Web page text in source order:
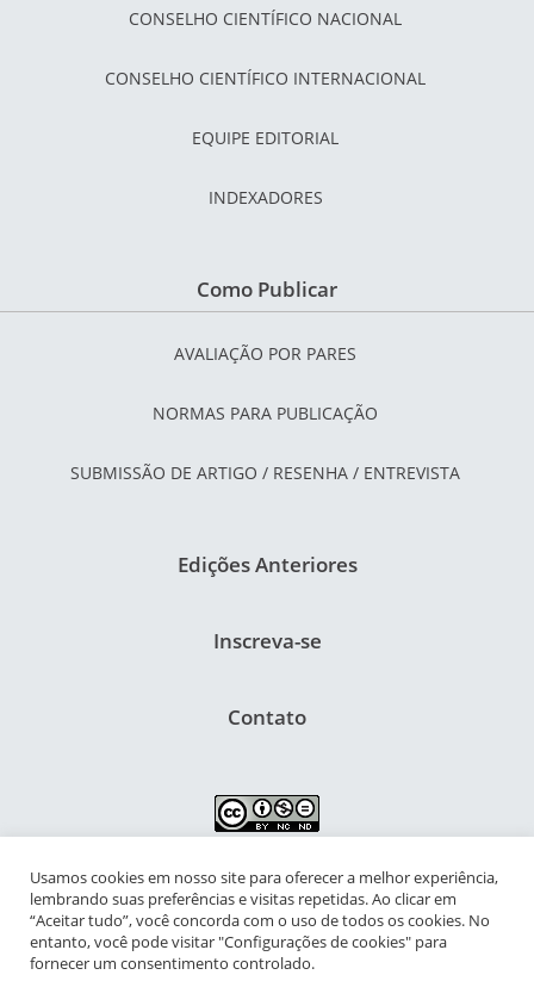
CONSELHO CIENTÍFICO NACIONAL
CONSELHO CIENTÍFICO INTERNACIONAL
EQUIPE EDITORIAL
INDEXADORES
Como Publicar
AVALIAÇÃO POR PARES
NORMAS PARA PUBLICAÇÃO
SUBMISSÃO DE ARTIGO / RESENHA / ENTREVISTA
Edições Anteriores
Inscreva-se
Contato
NIPIAC – Núcleo Interdisciplinar de Pesquisa para a Infância e
Adolescência Contemporâneas
Universidade Federal do Rio de Janeiro - Campus da Praia Vermelha
Usamos cookies em nosso site para oferecer a melhor experiência,
lembrando suas preferências e visitas repetidas. Ao clicar em
“Aceitar tudo”, você concorda com o uso de todos os cookies. No
entanto, você pode visitar "Configurações de cookies" para
fornecer um consentimento controlado.